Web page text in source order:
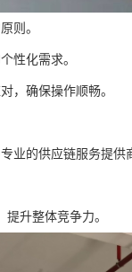
则。
性化需求。
，确保操作顺畅。
业的供应链服务提
升整体竞争力。